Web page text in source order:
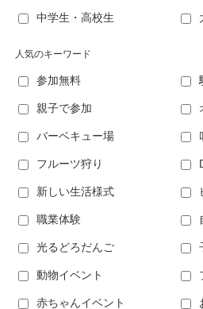
中学生・高校生
人気のキーワード
参加無料
親子で参加
バーベキュー場
フルーツ狩り
新しい生活様式
職業体験
光るどろだんご
動物イベント
赤ちゃんイベント